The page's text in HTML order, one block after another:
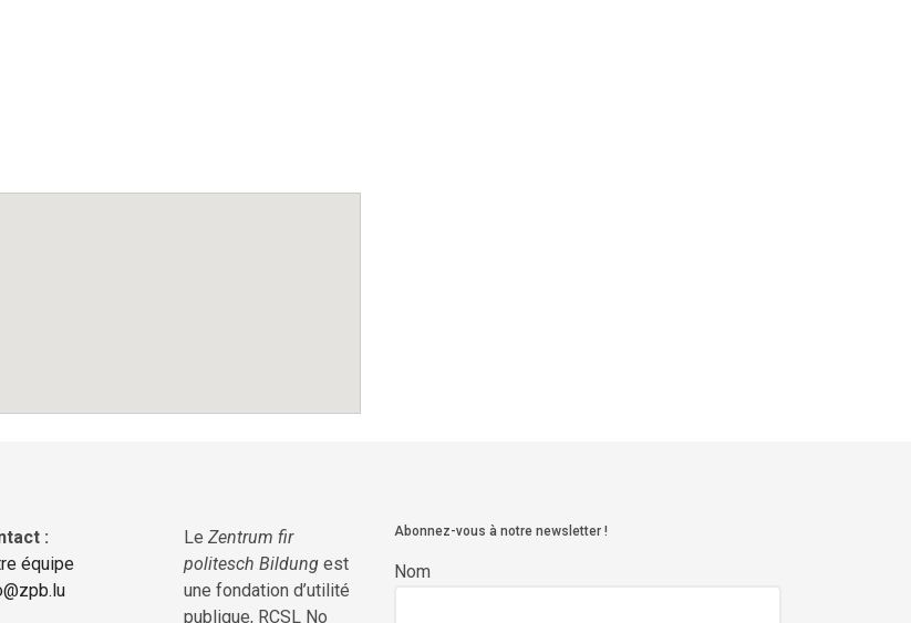
:
équipe
Le Zentrum fir
politesch Bildung est
une fondation d’utilité
publique, RCSL No
Abonnez-vous à notre newsletter !
Nom